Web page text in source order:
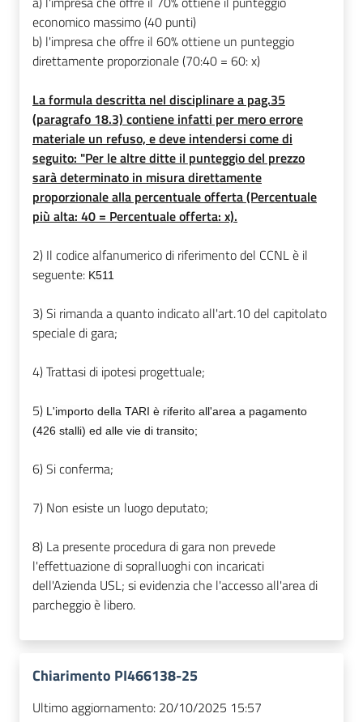
economico massimo (40 punti)
b) l'impresa che offre il 60% ottiene un punteggio
direttamente proporzionale (70:40 = 60: x)
La formula descritta nel disciplinare a pag.35
(paragrafo 18.3) contiene infatti per mero errore
materiale un refuso, e deve intendersi come di
seguito: "Per le altre ditte il punteggio del prezzo
sarà determinato in misura direttamente
proporzionale alla percentuale offerta (Percentuale
più alta: 40 = Percentuale offerta: x).
2) Il codice alfanumerico di riferimento del CCNL è il
seguente: K511
3) Si rimanda a quanto indicato all'art.10 del capitolato
speciale di gara;
4) Trattasi di ipotesi progettuale;
5) L'importo della TARI è riferito all'area a pagamento
(426 stalli) ed alle vie di transito;
6) Si conferma;
7) Non esiste un luogo deputato;
8) La presente procedura di gara non prevede
l'effettuazione di sopralluoghi con incaricati
dell'Azienda USL; si evidenzia che l'accesso all'area di
parcheggio è libero.
Chiarimento PI466138-25
Ultimo aggiornamento: 20/10/2025 15:57